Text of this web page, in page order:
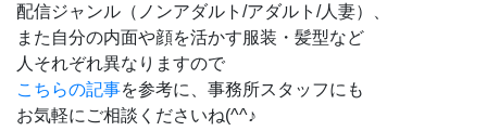
配信ジャンル（ノンアダルト/アダルト/人妻）、
また自分の内面や顔を活かす服装・髪型など
人それぞれ異なりますので
こちらの記事を参考に、事務所スタッフにも
お気軽にご相談くださいね(^^♪